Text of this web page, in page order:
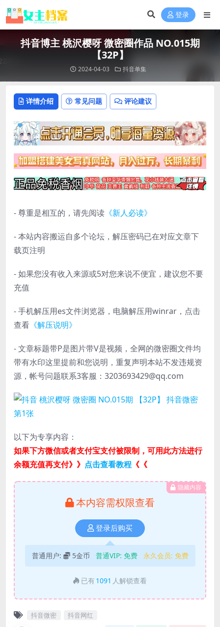
登录
抖音博主 桃沢樱呀 微密圈作品 NO.015期
【32P】
2024-04-03 抖音单集
详情介绍 常见问题 评论建议
- 尊重是相互的，请先阅读 《新人必读》
- 本站内容搬运自多个论坛，解压密码已在对应文章下
载页注明
- 如果您没有收入来源或5对您来说不便宜，建议您不要
充值
- 手机解压用es文件浏览器，电脑解压用winrar，点击
查看 《解压说明》
- 文章标题带P是图片带V是视频，全网的微密圈文件均
带有水印这里提前和您说明，重复声明本站不发违规资
源，帐号问题联系3客服：3203693429@qq.com
以下为专享内容：
如果下方微信或者支付宝支付被限制，可用此方法进行
余额充值再支付》》 点击查看教程 《《
隐藏内容
本内容需权限查看
登录后购买
普通用户: 5金币 普通VIP: 免费 永久会员: 免费
已有 1091 人解锁查看
抖音微密 抖音网红